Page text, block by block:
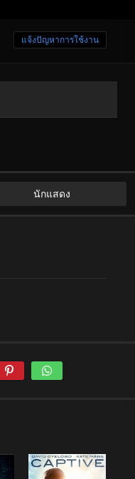
แจ้งปัญหาการใช้งาน
นักแสดง